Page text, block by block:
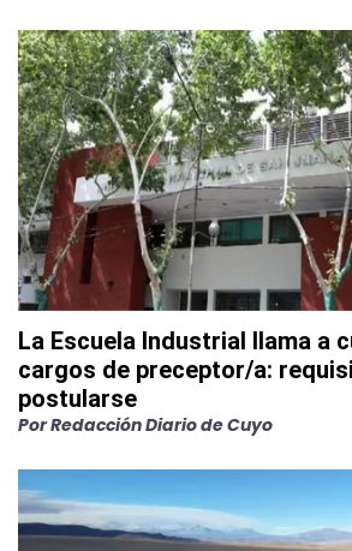
La Escuela Industrial llama a
cargos de preceptor/a:
postularse
PorRedacción Diario de Cuyo